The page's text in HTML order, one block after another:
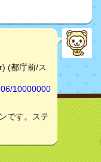
(都庁前/ス
10000000
です。ステ